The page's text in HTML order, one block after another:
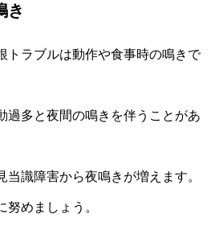
き
トラブルは動作や食事時の鳴きで
過多と夜間の鳴きを伴うことがあ
当識障害から夜鳴きが増えます。
努めましょう。